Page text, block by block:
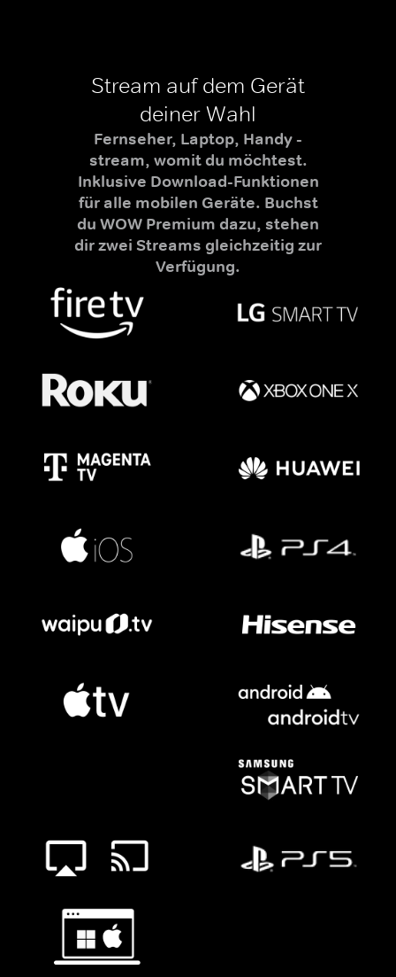
Stream auf dem Gerät
deiner Wahl
Fernseher, Laptop, Handy -
stream, womit du möchtest.
Inklusive Download-Funktionen
für alle mobilen Geräte. Buchst
du WOW Premium dazu, stehen
dir zwei Streams gleichzeitig zur
Verfügung.